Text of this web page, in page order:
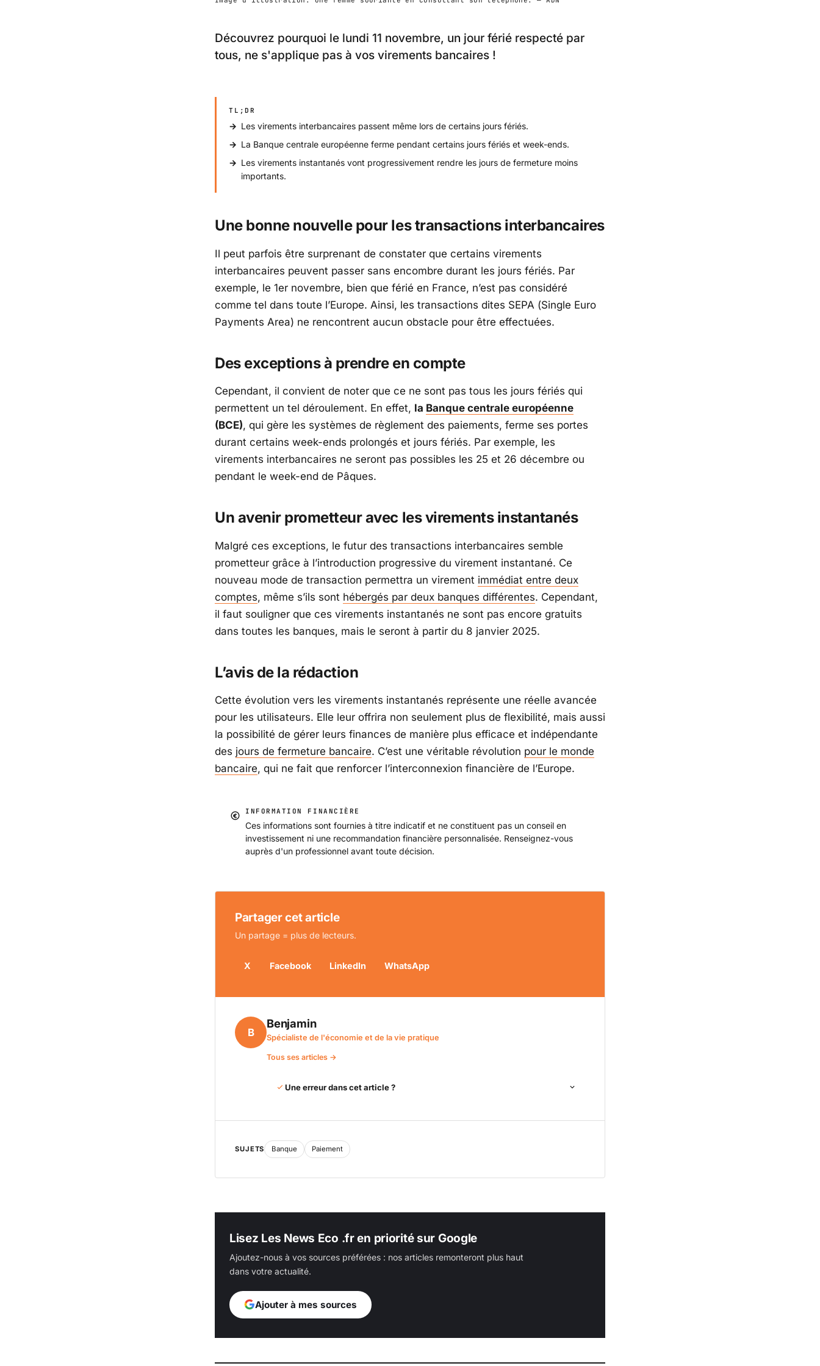
Découvrez pourquoi le lundi 11 novembre, un jour férié respecté par
tous, ne s'applique pas à vos virements bancaires !
TL;DR
Les virements interbancaires passent même lors de certains jours fériés.
La Banque centrale européenne ferme pendant certains jours fériés et week-ends.
Les virements instantanés vont progressivement rendre les jours de fermeture moins
importants.
Une bonne nouvelle pour les transactions interbancaires
Il peut parfois être surprenant de constater que certains virements
interbancaires peuvent passer sans encombre durant les jours fériés. Par
exemple, le 1er novembre, bien que férié en France, n’est pas considéré
comme tel dans toute l’Europe. Ainsi, les transactions dites SEPA (Single Euro
Payments Area) ne rencontrent aucun obstacle pour être effectuées.
Des exceptions à prendre en compte
Cependant, il convient de noter que ce ne sont pas tous les jours fériés qui
permettent un tel déroulement. En effet, la Banque centrale européenne
(BCE), qui gère les systèmes de règlement des paiements, ferme ses portes
durant certains week-ends prolongés et jours fériés. Par exemple, les
virements interbancaires ne seront pas possibles les 25 et 26 décembre ou
pendant le week-end de Pâques.
Un avenir prometteur avec les virements instantanés
Malgré ces exceptions, le futur des transactions interbancaires semble
prometteur grâce à l’introduction progressive du virement instantané. Ce
nouveau mode de transaction permettra un virement immédiat entre deux
comptes, même s’ils sont hébergés par deux banques différentes. Cependant,
il faut souligner que ces virements instantanés ne sont pas encore gratuits
dans toutes les banques, mais le seront à partir du 8 janvier 2025.
L’avis de la rédaction
Cette évolution vers les virements instantanés représente une réelle avancée
pour les utilisateurs. Elle leur offrira non seulement plus de flexibilité, mais aussi
la possibilité de gérer leurs finances de manière plus efficace et indépendante
des jours de fermeture bancaire. C’est une véritable révolution pour le monde
bancaire, qui ne fait que renforcer l’interconnexion financière de l’Europe.
INFORMATION FINANCIÈRE
Ces informations sont fournies à titre indicatif et ne constituent pas un conseil en
investissement ni une recommandation financière personnalisée. Renseignez-vous
auprès d'un professionnel avant toute décision.
Partager cet article
Un partage = plus de lecteurs.
X Facebook LinkedIn WhatsApp
B
Benjamin
Spécialiste de l'économie et de la vie pratique
Tous ses articles →
Une erreur dans cet article ?
SUJETS Banque Paiement
Lisez Les News Eco .fr en priorité sur Google
Ajoutez-nous à vos sources préférées : nos articles remonteront plus haut
dans votre actualité.
Ajouter à mes sources